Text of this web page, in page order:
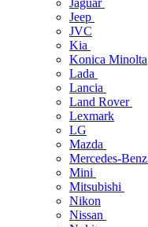
Jaguar
Jeep
JVC
Kia
Konica Minolta
Lada
Lancia
Land Rover
Lexmark
LG
Mazda
Mercedes-Benz
Mini
Mitsubishi
Nikon
Nissan